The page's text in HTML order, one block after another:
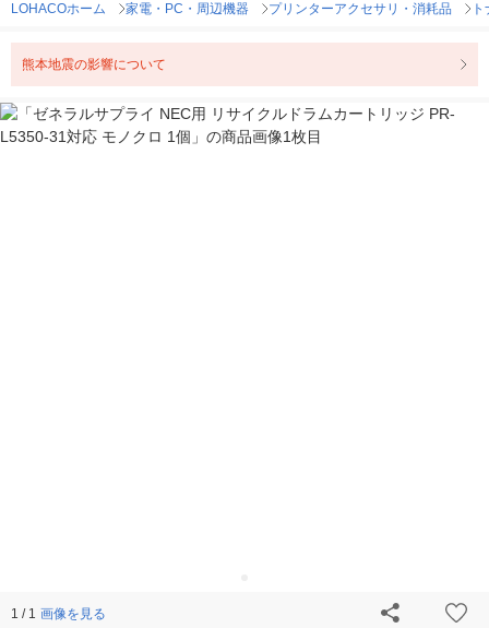
LOHACOホーム 家電・PC・周辺機器 プリンターアクセサリ・消耗品
熊本地震の影響について
1 / 1 画像を見る